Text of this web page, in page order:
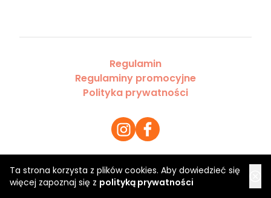
Ta strona korzysta z plików cookies. Aby dowiedzieć się
więcej zapoznaj się z polityką prywatności
Regulamin
Regulaminy promocyjne
Polityka prywatności
Copyright 2026 Saloner Sp. z o.o.